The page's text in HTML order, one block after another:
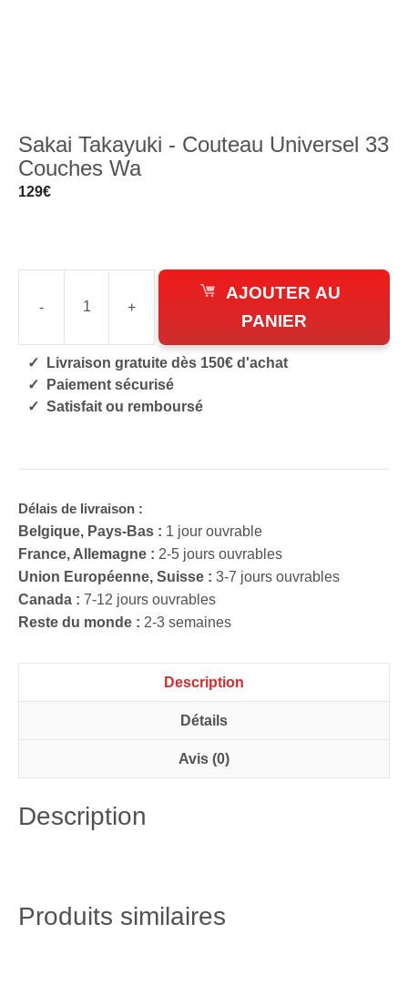
Sakai Takayuki - Couteau Universel 33
Couches Wa
129€
-
de
Couteau
Universel
33
+
AJOUTER AU
PANIER
Livraison gratuite dès 150€ d'achat
Paiement sécurisé
Satisfait ou remboursé
Délais de livraison :
Belgique, Pays-Bas : 1 jour ouvrable
France, Allemagne : 2-5 jours ouvrables
Union Européenne, Suisse : 3-7 jours ouvrables
Canada : 7-12 jours ouvrables
Reste du monde : 2-3 semaines
Description
Détails
Avis (0)
Description
Produits similaires